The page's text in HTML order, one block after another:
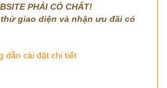
PHẢI CÓ CHẤT!
giao diện và nhận ưu đãi có
dẫn cài đặt chi tiết